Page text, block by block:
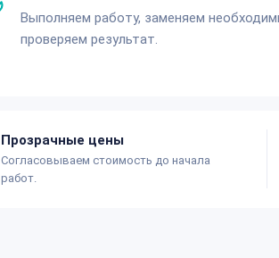
Выполняем работу, заменяем
проверяем результат.
Прозрачные цены
Согласовываем стоимость до начала
работ.